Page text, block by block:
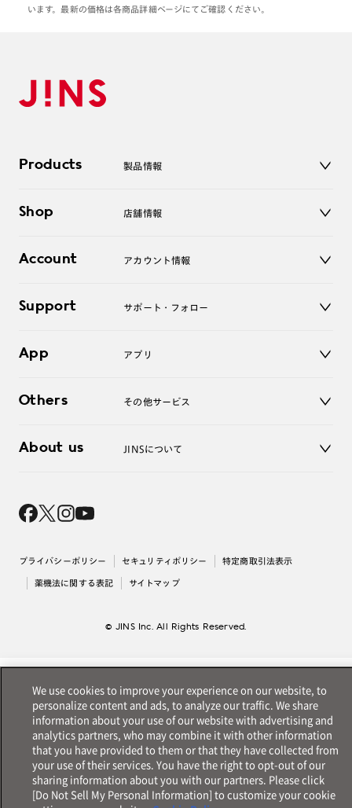
います。最新の価格は各商品詳細ページにてご確認ください。
Products 製品情報
サングラス
コンタクトレンズ
アクセサリー
Shop 店舗情報
オンラインショップ
Account アカウント情報
ログアウト
Support サポート・フォロー
よくあるご質問
お問い合わせ
App アプリ
Others その他サービス
レンズ交換
About us JINSについて
採用情報
出店について
プライバシーポリシー セキュリティポリシー 特定商取引法表示
薬機法に関する表記 サイトマップ
© JINS Inc. All Rights Reserved.
We use cookies to improve your experience on our website, to
personalize content and ads, to analyze our traffic. We share
information about your use of our website with advertising and
analytics partners, who may combine it with other information
that you have provided to them or that they have collected from
your use of their services. You have the right to opt-out of our
sharing information about you with our partners. Please click
[Do Not Sell My Personal Information] to customize your cookie